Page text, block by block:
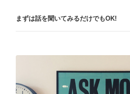
まずは話を聞いてみるだけでもOK!